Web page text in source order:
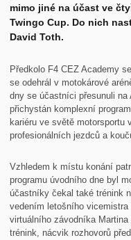
mimo jiné na účast ve
Twingo Cup. Do nich
David Toth.
Předkolo F4 CEZ Academy
se odehrál v motokárové
dny se účastníci přesunuli
přichystán komplexní
kariéru ve světě motorsportu
profesionálních jezdců a
Vzhledem k místu konání
programu úvodního dne byl
účastníky čekal také trénink
vedením letošního
virtuálního závodníka
trénink, nácvik rozhovorů